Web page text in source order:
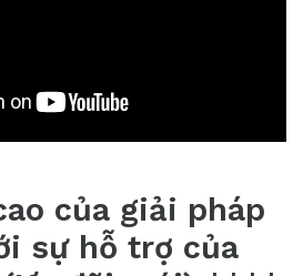
của giải pháp
sự hỗ trợ của